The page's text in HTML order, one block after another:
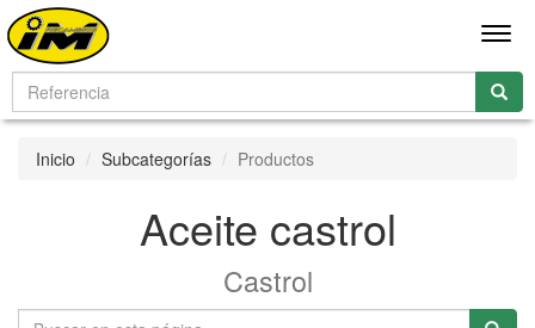
Inicio Subcategorías Productos
Aceite castrol
Castrol